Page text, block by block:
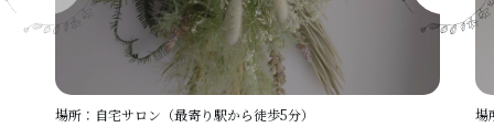
場所：自宅サロン（最寄り駅から徒歩5分） 場